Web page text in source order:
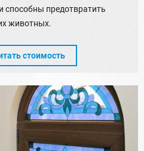
способны предотвратить
животных.
стоимость